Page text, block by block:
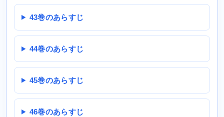
43巻のあらすじ
44巻のあらすじ
45巻のあらすじ
46巻のあらすじ